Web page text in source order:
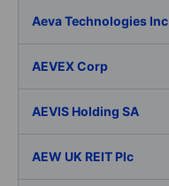
Aeva Technologies Inc
AEVEX Corp
AEVIS Holding SA
AEW UK REIT Plc